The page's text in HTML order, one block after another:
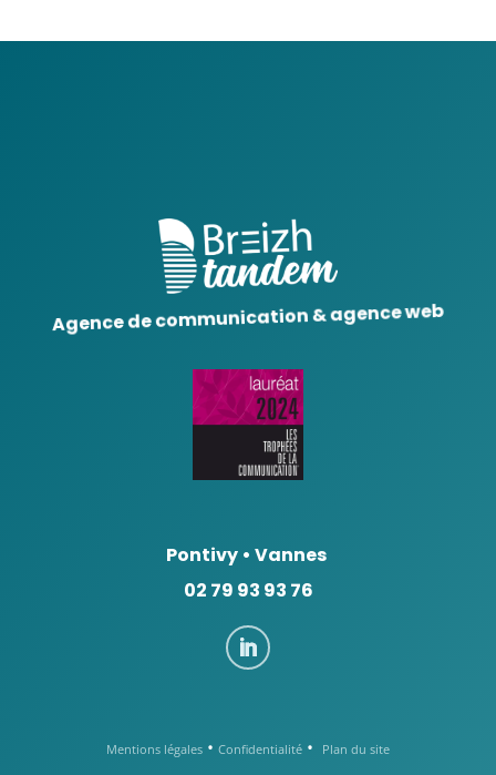
Agence de communication & agence web
Pontivy • Vannes
02 79 93 93 76
Mentions légales • Confidentialité • Plan du site